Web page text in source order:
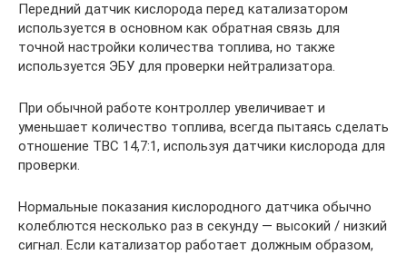
Передний датчик кислорода перед катализатором
используется в основном как обратная связь для
точной настройки количества топлива, но также
используется ЭБУ для проверки нейтрализатора.
При обычной работе контроллер увеличивает и
уменьшает количество топлива, всегда пытаясь сделать
отношение ТВС 14,7:1, используя датчики кислорода для
проверки.
Нормальные показания кислородного датчика обычно
колеблются несколько раз в секунду — высокий / низкий
сигнал. Если катализатор работает должным образом,